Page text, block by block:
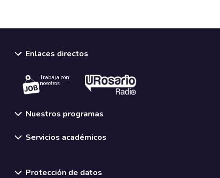
Enlaces directos
Trabaja con
nosotros.
Nuestros programas
Servicios académicos
Protección de datos